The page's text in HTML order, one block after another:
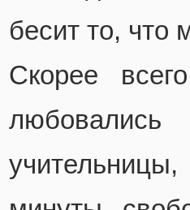
бесит то, что
Скорее